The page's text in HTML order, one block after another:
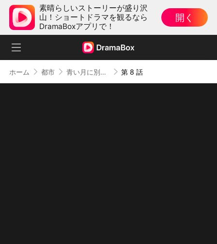
素晴らしいストーリーが盛り沢
山！ショートドラマを観るなら
DramaBoxアプリで！
開く
ホーム 都市 青い月に別れを告げて 第 8 話